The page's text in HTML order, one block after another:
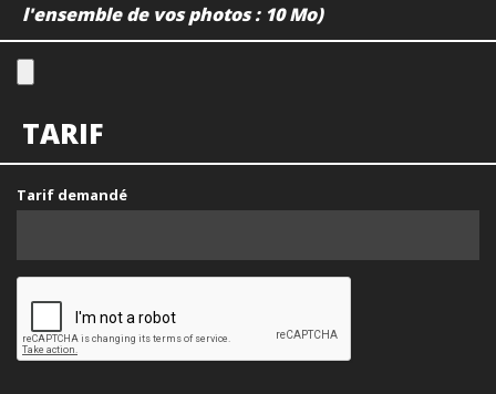
l'ensemble de vos photos : 10 Mo)
TARIF
Tarif demandé